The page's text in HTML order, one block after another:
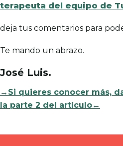
terapeuta del equipo de
deja tus comentarios para
Te mando un abrazo.
José Luis.
→Si quieres conocer más,
la parte 2 del artículo←